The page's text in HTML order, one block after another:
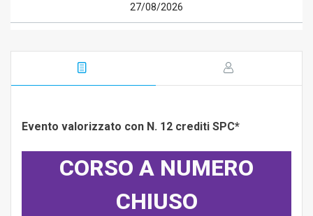
27/08/2026
Evento valorizzato con N. 12 crediti SPC*
CORSO A NUMERO
CHIUSO